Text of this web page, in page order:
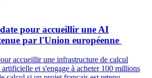
pour accueillir une AI
par l'Union européenne
accueillir une infrastructure de calcul
et s'engage à acheter 100 millions